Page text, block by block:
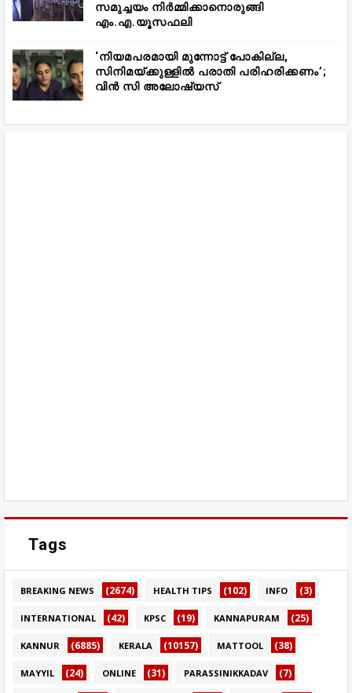
സമുച്ചയം നിർമ്മിക്കാനൊരുങ്ങി
എം.എ.യൂസഫലി
‘നിയമപരമായി മുന്നോട്ട് പോകില്ല,
സിനിമയ്ക്കുള്ളിൽ പരാതി പരിഹരിക്കണം’;
വിൻ സി അലോഷ്യസ്
Tags
BREAKING NEWS (2674) HEALTH TIPS (102) INFO (3)
INTERNATIONAL (42) KPSC (19) KANNAPURAM (25)
KANNUR (6885) KERALA (10157) MATTOOL (38)
MAYYIL (24) ONLINE (31) PARASSINIKKADAV (7)